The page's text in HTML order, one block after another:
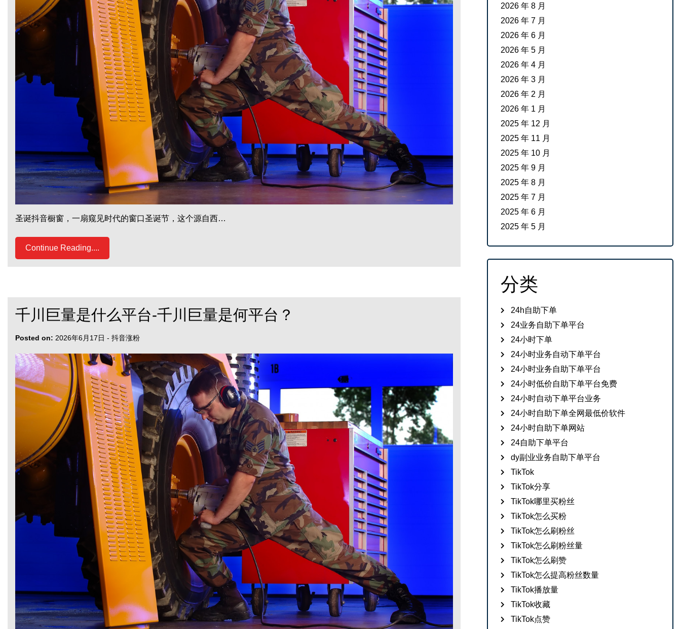
圣诞抖音橱窗，一扇窥见时代的窗口圣诞节，这个源自西…
Continue Reading....
千川巨量是什么平台-千川巨量是何平台？
Posted on: 2026年6月17日 - 抖音涨粉
2026 年 8 月
2026 年 7 月
2026 年 6 月
2026 年 5 月
2026 年 4 月
2026 年 3 月
2026 年 2 月
2026 年 1 月
2025 年 12 月
2025 年 11 月
2025 年 10 月
2025 年 9 月
2025 年 8 月
2025 年 7 月
2025 年 6 月
2025 年 5 月
分类
24h自助下单
24业务自助下单平台
24小时下单
24小时业务自动下单平台
24小时业务自助下单平台
24小时低价自助下单平台免费
24小时自动下单平台业务
24小时自助下单全网最低价软件
24小时自助下单网站
24自助下单平台
dy副业业务自助下单平台
TikTok
TikTok分享
TikTok哪里买粉丝
TikTok怎么买粉
TikTok怎么刷粉丝
TikTok怎么刷粉丝量
TikTok怎么刷赞
TikTok怎么提高粉丝数量
TikTok播放量
TikTok收藏
TikTok点赞